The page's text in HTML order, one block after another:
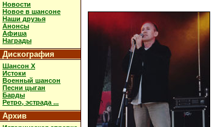
Новости
Новое в шансоне
Наши друзья
Анонсы
Афиша
Награды
Дискография
Шансон X
Истоки
Военный шансон
Песни цыган
Барды
Ретро, эстрада ...
Архив